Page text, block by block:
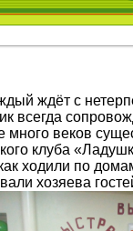
ждёт с
всегда
веков
клуба
ходили по
хозяева